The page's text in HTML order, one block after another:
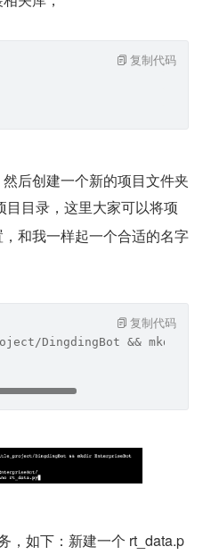
复制代码
后创建一个新的项目文件夹
目目录，这里大家可以将项
和我一样起一个合适的名字
DingdingBot && mkdir
复制代码
，如下：新建一个 rt_data.p